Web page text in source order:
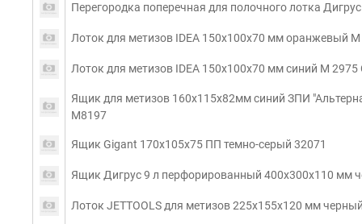
Перегородка поперечная для полочного лотка
Лоток для метизов IDEA 150х100х70 мм оранжевый
Лоток для метизов IDEA 150x100x70 мм синий М 2975
Ящик для метизов 160x115x82мм синий ЗПИ
М8197
Ящик Gigant 170x105x75 ПП темно-серый 32071
Ящик Дигрус 9 л перфорированный 400x300x110 мм
Лоток JETTOOLS для метизов 225x155x120 мм